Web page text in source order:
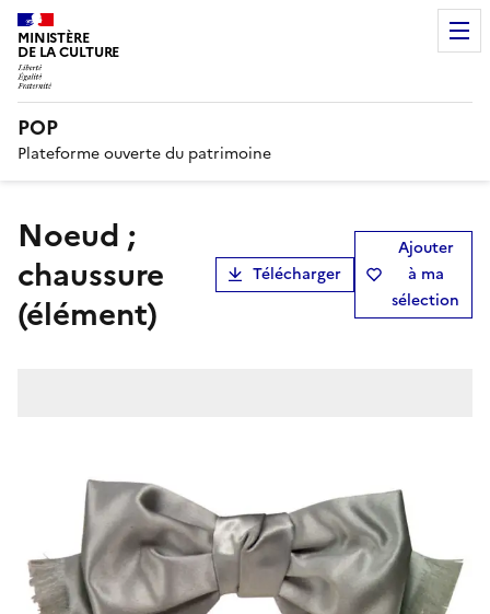
MINISTÈRE
DE LA CULTURE
POP
Plateforme ouverte du patrimoine
noeud ;
chaussure
(élément)
Télécharger
Ajouter
à ma
sélection